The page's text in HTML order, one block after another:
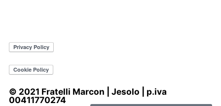
© 2021 Fratelli Marcon | Jesolo | p.iva
00411770274